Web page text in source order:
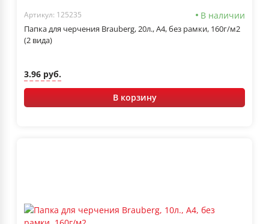
Артикул: 125235 В наличии
Папка для черчения Brauberg, 20л., А4, без рамки, 160г/м2
(2 вида)
3.96 руб.
В корзину